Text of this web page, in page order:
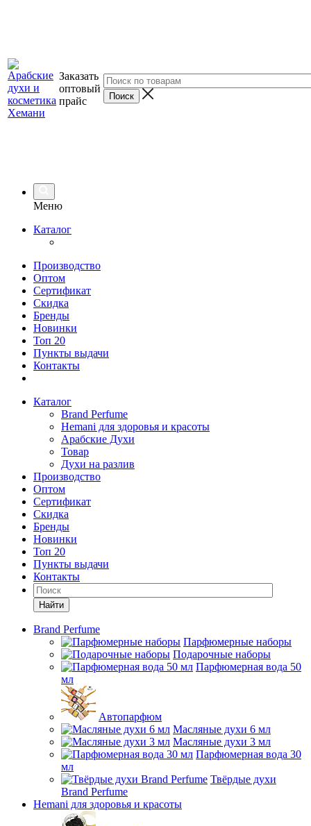
Заказать
оптовый
прайс
Меню
Каталог
Производство
Оптом
Сертификат
Скидка
Бренды
Новинки
Топ 20
Пункты выдачи
Контакты
Каталог
Brand Perfume
Hemani для здоровья и красоты
Арабские Духи
Товар
Духи на разлив
Производство
Оптом
Сертификат
Скидка
Бренды
Новинки
Топ 20
Пункты выдачи
Контакты
Найти
Brand Perfume
Парфюмерные наборы
Подарочные наборы
Парфюмерная вода 50
мл
Автопарфюм
Масляные духи 6 мл
Масляные духи 3 мл
Парфюмерная вода 30
мл
Твёрдые духи
Brand Perfume
Hemani для здоровья и красоты